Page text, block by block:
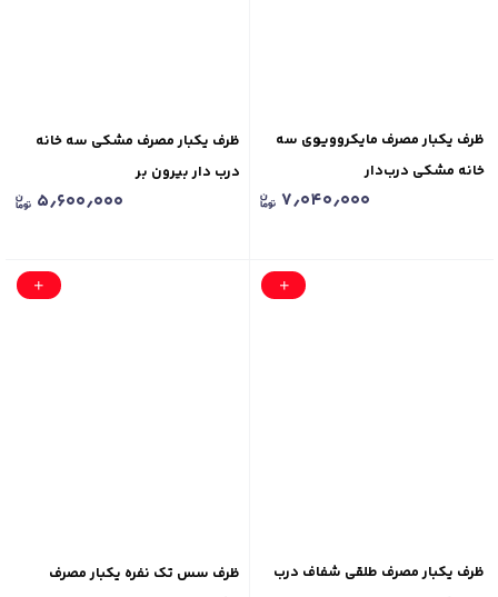
ظرف یکبار مصرف مایکروویوی سه
خانه مشکی درب‌دار
۷٫۰۴۰٫۰۰۰
ظرف یکبار مصرف مشکی سه خانه
درب دار بیرون بر
۵٫۶۰۰٫۰۰۰
ظرف یکبار مصرف طلقی شفاف درب
ظرف سس تک نفره یکبار مصرف